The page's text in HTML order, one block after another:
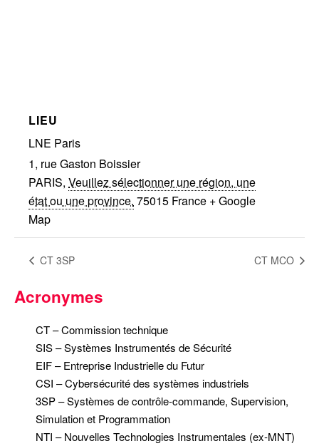
LIEU
LNE Paris
1, rue Gaston Boissier
PARIS, Veuillez sélectionner une région, une
état ou une province. 75015 France + Google
Map
CT 3SP CT MCO
Acronymes
CT – Commission technique
SIS – Systèmes Instrumentés de Sécurité
EIF – Entreprise Industrielle du Futur
CSI – Cybersécurité des systèmes industriels
3SP – Systèmes de contrôle-commande, Supervision,
Simulation et Programmation
NTI – Nouvelles Technologies Instrumentales (ex-MNT)